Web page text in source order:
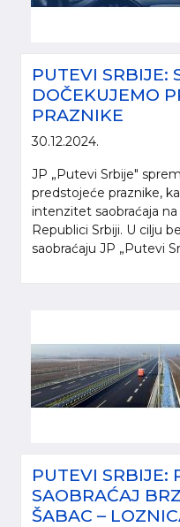
PUTEVI SRBIJE:
DOČEKUJEMO
PRAZNIKE
30.12.2024.
JP „Putevi Srbije"
predstojeće praznike,
intenzitet saobraćaja
Republici Srbiji. U cilju
saobraćaju JP „Putevi
PUTEVI SRBIJE:
SAOBRAĆAJ
ŠABAC –